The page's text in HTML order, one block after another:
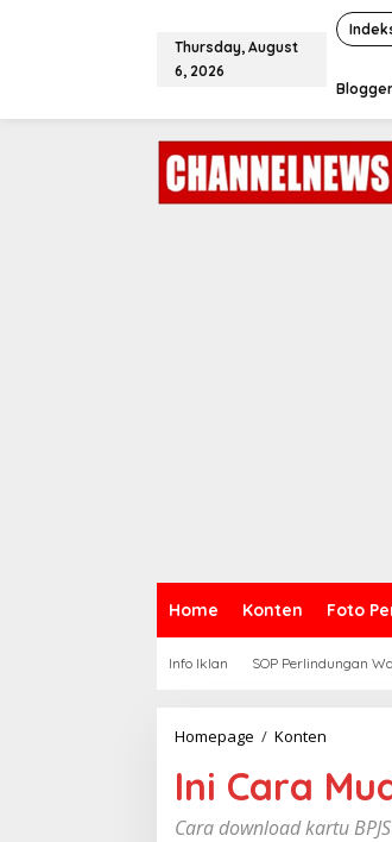
o
Thursday, August
6, 2026
Home Konten Foto
Info Iklan SOP Perlindungan
Homepage / Konten
i
C
a
Ini Cara
Cara download kartu